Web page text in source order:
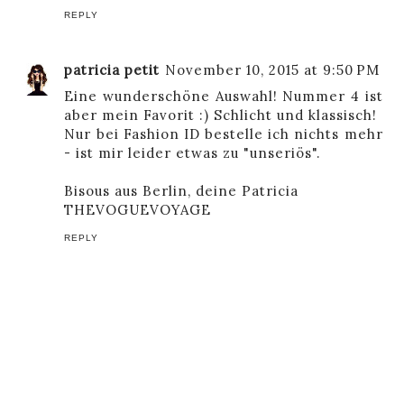
REPLY
patricia petit November 10, 2015 at 9:50 PM
Eine wunderschöne Auswahl! Nummer 4 ist
aber mein Favorit :) Schlicht und klassisch!
Nur bei Fashion ID bestelle ich nichts mehr
- ist mir leider etwas zu "unseriös".
Bisous aus Berlin, deine Patricia
THEVOGUEVOYAGE
REPLY